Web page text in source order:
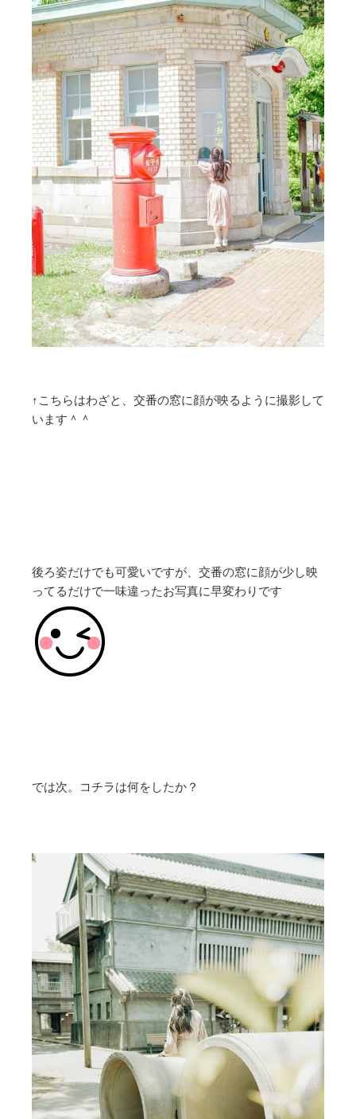
↑こちらはわざと、交番の窓に顔が映るように撮影して
います＾＾
後ろ姿だけでも可愛いですが、交番の窓に顔が少し映
ってるだけで一味違ったお写真に早変わりです
では次。コチラは何をしたか？